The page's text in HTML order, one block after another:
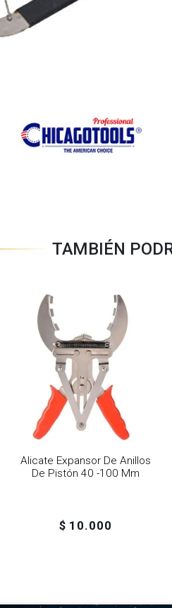
TAMBIÉN
Alicate Expansor De Anillos
De Pistón 40 -100 Mm
$ 10.000